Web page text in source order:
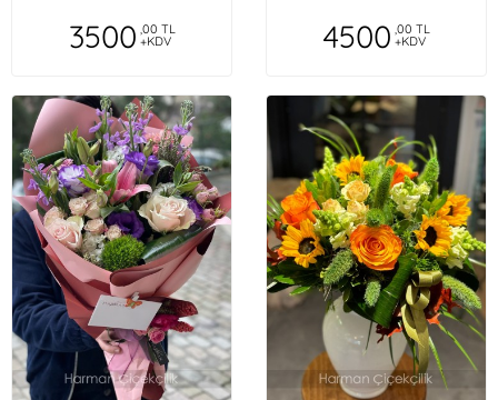
3500 ,00 TL
+KDV 4500 ,00 TL
+KDV